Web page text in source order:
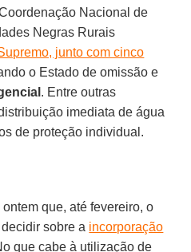
Nacional de
Negras Rurais
junto com cinco
o Estado de omissão e
. Entre outras
imediata de água
de proteção individual.
que, até fevereiro, o
sobre a incorporação
que cabe à utilização de